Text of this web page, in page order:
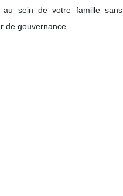
au sein de votre famille sans
de gouvernance.